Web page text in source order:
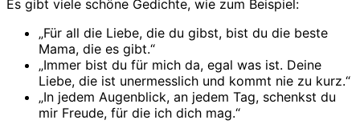
Es gibt viele schöne Gedichte, wie zum Beispiel:
„Für all die Liebe, die du gibst, bist du die beste
Mama, die es gibt.“
„Immer bist du für mich da, egal was ist. Deine
Liebe, die ist unermesslich und kommt nie zu kurz.“
„In jedem Augenblick, an jedem Tag, schenkst du
mir Freude, für die ich dich mag.“